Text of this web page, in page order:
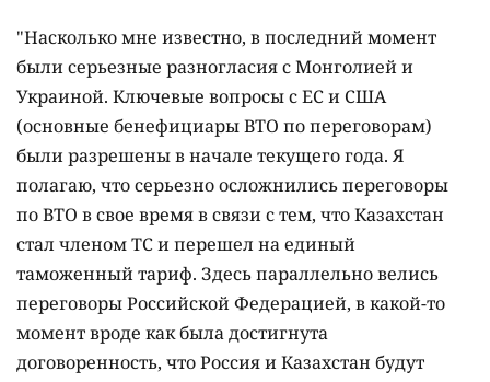
"Насколько мне известно, в последний момент
были серьезные разногласия с Монголией и
Украиной. Ключевые вопросы с ЕС и США
(основные бенефициары ВТО по переговорам)
были разрешены в начале текущего года. Я
полагаю, что серьезно осложнились переговоры
по ВТО в свое время в связи с тем, что Казахстан
стал членом ТС и перешел на единый
таможенный тариф. Здесь параллельно велись
переговоры Российской Федерацией, в какой-то
момент вроде как была достигнута
договоренность, что Россия и Казахстан будут